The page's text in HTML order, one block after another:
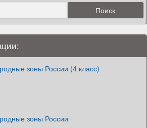
зоны России (4 класс)
зоны России